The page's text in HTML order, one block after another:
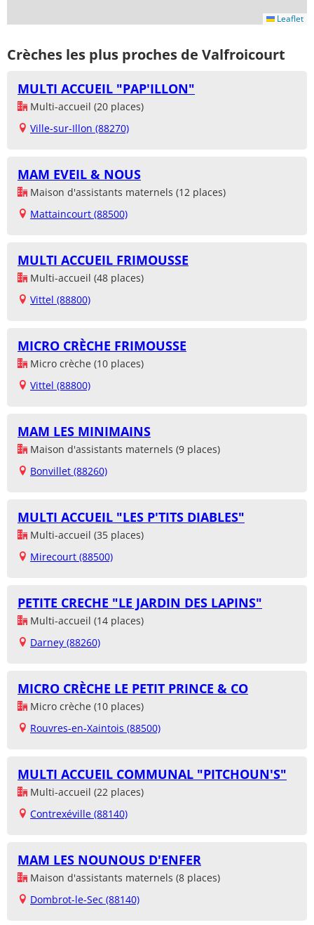
Leaflet
Crèches les plus proches de Valfroicourt
MULTI ACCUEIL "PAP'ILLON"
Multi-accueil (20 places)
Ville-sur-Illon (88270)
MAM EVEIL & NOUS
Maison d'assistants maternels (12 places)
Mattaincourt (88500)
MULTI ACCUEIL FRIMOUSSE
Multi-accueil (48 places)
Vittel (88800)
MICRO CRÈCHE FRIMOUSSE
Micro crèche (10 places)
Vittel (88800)
MAM LES MINIMAINS
Maison d'assistants maternels (9 places)
Bonvillet (88260)
MULTI ACCUEIL "LES P'TITS DIABLES"
Multi-accueil (35 places)
Mirecourt (88500)
PETITE CRECHE "LE JARDIN DES LAPINS"
Multi-accueil (14 places)
Darney (88260)
MICRO CRÈCHE LE PETIT PRINCE & CO
Micro crèche (10 places)
Rouvres-en-Xaintois (88500)
MULTI ACCUEIL COMMUNAL "PITCHOUN'S"
Multi-accueil (22 places)
Contrexéville (88140)
MAM LES NOUNOUS D'ENFER
Maison d'assistants maternels (8 places)
Dombrot-le-Sec (88140)